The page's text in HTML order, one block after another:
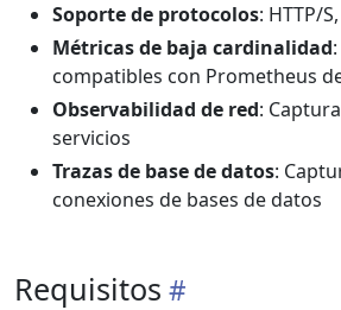
Soporte de protocolos: HTTP/
Métricas de baja cardinalidad
compatibles con Prometheus
Observabilidad de red:
servicios
Trazas de base de datos:
conexiones de bases de datos
Requisitos